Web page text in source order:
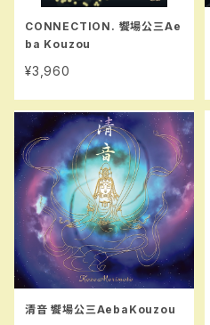
CONNECTION. 饗場公三Ae
ba Kouzou
¥3,960
清音 饗場公三AebaKouzou